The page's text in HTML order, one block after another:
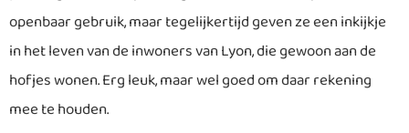
openbaar gebruik, maar tegelijkertijd geven ze een inkijkje
in het leven van de inwoners van Lyon, die gewoon aan de
hofjes wonen. Erg leuk, maar wel goed om daar rekening
mee te houden.